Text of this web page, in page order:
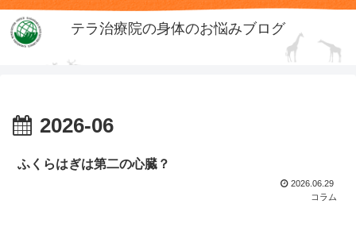
テラ治療院の身体のお悩みブログ
2026-06
ふくらはぎは第二の心臓？
2026.06.29
コラム